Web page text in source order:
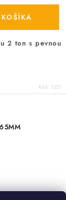
2 ton s pevnou
Kód: 7221